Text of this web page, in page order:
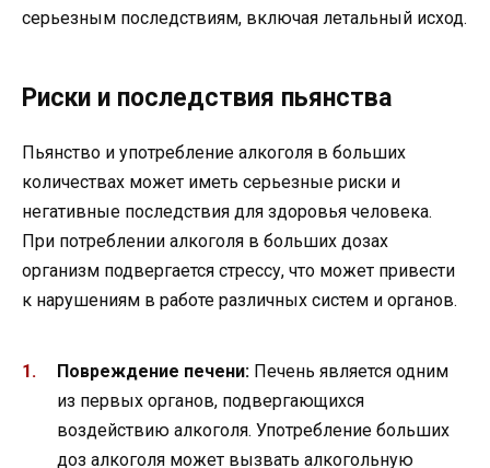
серьезным последствиям, включая летальный исход.
Риски и последствия пьянства
Пьянство и употребление алкоголя в больших
количествах может иметь серьезные риски и
негативные последствия для здоровья человека.
При потреблении алкоголя в больших дозах
организм подвергается стрессу, что может привести
к нарушениям в работе различных систем и органов.
Повреждение печени: Печень является одним
из первых органов, подвергающихся
воздействию алкоголя. Употребление больших
доз алкоголя может вызвать алкогольную